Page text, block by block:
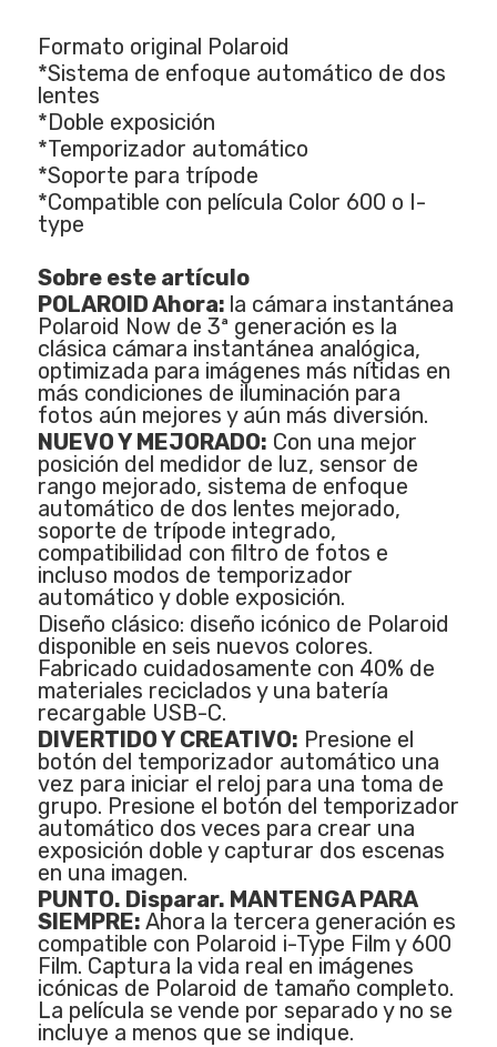
Formato original Polaroid
*Sistema de enfoque automático de dos
lentes
*Doble exposición
*Temporizador automático
*Soporte para trípode
*Compatible con película Color 600 o I-
type
Sobre este artículo
POLAROID Ahora: la cámara instantánea
Polaroid Now de 3ª generación es la
clásica cámara instantánea analógica,
optimizada para imágenes más nítidas en
más condiciones de iluminación para
fotos aún mejores y aún más diversión.
NUEVO Y MEJORADO: Con una mejor
posición del medidor de luz, sensor de
rango mejorado, sistema de enfoque
automático de dos lentes mejorado,
soporte de trípode integrado,
compatibilidad con filtro de fotos e
incluso modos de temporizador
automático y doble exposición.
Diseño clásico: diseño icónico de Polaroid
disponible en seis nuevos colores.
Fabricado cuidadosamente con 40% de
materiales reciclados y una batería
recargable USB-C.
DIVERTIDO Y CREATIVO: Presione el
botón del temporizador automático una
vez para iniciar el reloj para una toma de
grupo. Presione el botón del temporizador
automático dos veces para crear una
exposición doble y capturar dos escenas
en una imagen.
PUNTO. Disparar. MANTENGA PARA
SIEMPRE: Ahora la tercera generación es
compatible con Polaroid i-Type Film y 600
Film. Captura la vida real en imágenes
icónicas de Polaroid de tamaño completo.
La película se vende por separado y no se
incluye a menos que se indique.